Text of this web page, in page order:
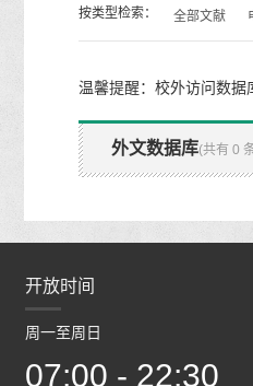
按类型检索： 全部文献
温馨提醒：校外访问数据
外文数据库(共有 0
开放时间
周一至周日
07:00 - 22:30